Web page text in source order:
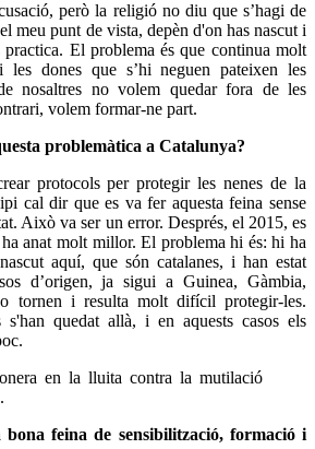
però la religió no diu que s’hagi de
meu punt de vista, depèn d'on has nascut i
practica. El problema és que continua molt
dones que s’hi neguen pateixen les
nosaltres no volem quedar fora de les
volem formar-ne part.
problemàtica a Catalunya?
protocols per protegir les nenes de la
cal dir que es va fer aquesta feina sense
Això va ser un error. Després, el 2015, es
anat molt millor. El problema hi és: hi ha
aquí, que són catalanes, i han estat
d’origen, ja sigui a Guinea, Gàmbia,
tornen i resulta molt difícil protegir-les.
s'han quedat allà, i en aquests casos els
en la lluita contra la mutilació
feina de sensibilització, formació i